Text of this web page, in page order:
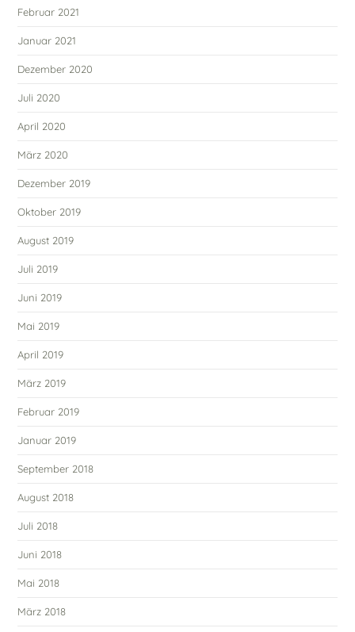
Februar 2021
Januar 2021
Dezember 2020
Juli 2020
April 2020
März 2020
Dezember 2019
Oktober 2019
August 2019
Juli 2019
Juni 2019
Mai 2019
April 2019
März 2019
Februar 2019
Januar 2019
September 2018
August 2018
Juli 2018
Juni 2018
Mai 2018
März 2018